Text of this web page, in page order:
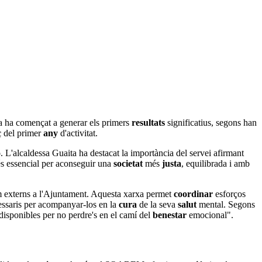
ha començat a generar els primers resultats significatius, segons han
del primerany d'activitat.
. L'alcaldessa Guaita ha destacat la importància del servei afirmant
essencial per aconseguir una societat més justa, equilibrada i amb
a l'Ajuntament. Aquesta xarxa permet coordinar esforços
per acompanyar-los en la cura de la seva salut mental. Segons
per no perdre's en el camí del benestar emocional".